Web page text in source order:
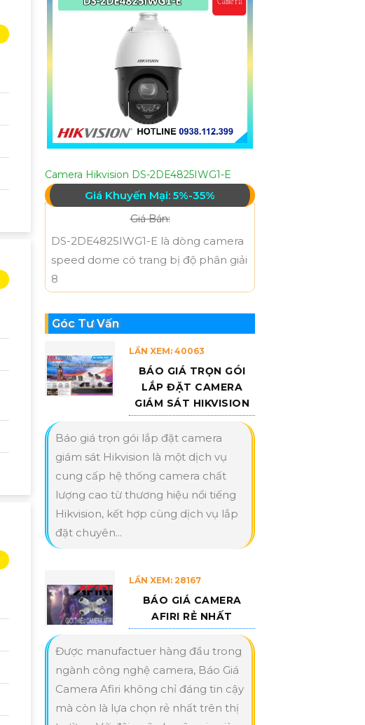
Camera Hikvision DS-2DE4825IWG1-E
Giá Khuyến Mại: 5%-35%
Giá Bán:
DS-2DE4825IWG1-E là dòng camera
speed dome có trang bị độ phân giải
8
Góc Tư Vấn
LẦN XEM: 40063
BÁO GIÁ TRỌN GÓI
LẮP ĐẶT CAMERA
GIÁM SÁT HIKVISION
Báo giá trọn gói lắp đặt camera
giám sát Hikvision là một dịch vụ
cung cấp hệ thống camera chất
lượng cao từ thương hiệu nổi tiếng
Hikvision, kết hợp cùng dịch vụ lắp
đặt chuyên...
LẦN XEM: 28167
BÁO GIÁ CAMERA
AFIRI RẺ NHẤT
Được manufactuer hàng đầu trong
ngành công nghệ camera, Báo Giá
Camera Afiri không chỉ đáng tin cậy
mà còn là lựa chọn rẻ nhất trên thị